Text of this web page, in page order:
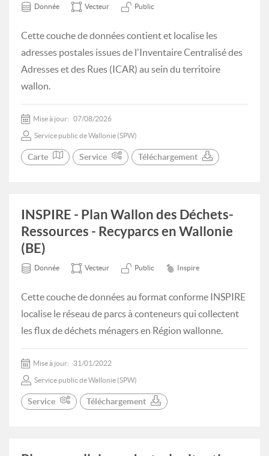
Donnée Vecteur Public
Cette couche de données contient et localise les
adresses postales issues de l'Inventaire Centralisé des
Adresses et des Rues (ICAR) au sein du territoire
wallon.
Mise à jour: 07/08/2026
Service public de Wallonie (SPW)
Carte Service Téléchargement
INSPIRE - Plan Wallon des Déchets-
Ressources - Recyparcs en Wallonie
(BE)
Donnée Vecteur Public Inspire
Cette couche de données au format conforme INSPIRE
localise le réseau de parcs à conteneurs qui collectent
les flux de déchets ménagers en Région wallonne.
Mise à jour: 31/01/2022
Service public de Wallonie (SPW)
Service Téléchargement